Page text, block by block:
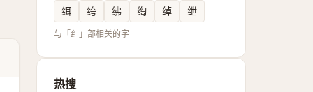
䌺
绔 绋 绹 绰 绁
与「纟」部相关的字
热搜